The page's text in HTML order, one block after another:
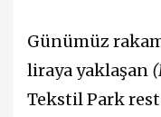
Günümüz
liraya yaklaşan
Tekstil Park